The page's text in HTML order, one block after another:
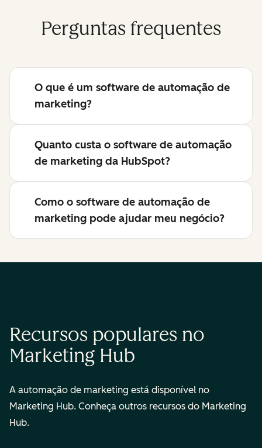
Perguntas frequentes
O que é um software de automação de
marketing?
Quanto custa o software de automação
de marketing da HubSpot?
Como o software de automação de
marketing pode ajudar meu negócio?
Recursos populares no
Marketing Hub
A automação de marketing está disponível no
Marketing Hub. Conheça outros recursos do Marketing
Hub.